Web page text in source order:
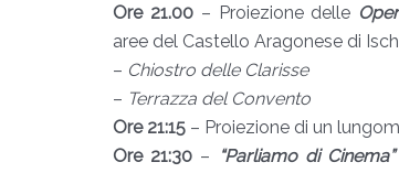
Ore 21.00 – Proiezione delle
aree del Castello Aragonese di
– Chiostro delle Clarisse
– Terrazza del Convento
Ore 21:15 – Proiezione di un
Ore 21:30 – “Parliamo di Cinema”